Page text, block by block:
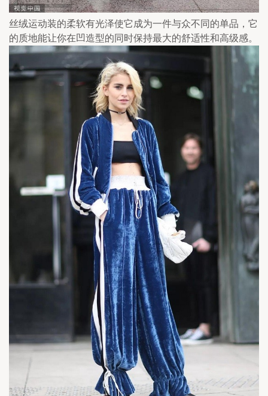
丝绒运动装的柔软有光泽使它成为一件与众不同的单品，它
的质地能让你在凹造型的同时保持最大的舒适性和高级感。